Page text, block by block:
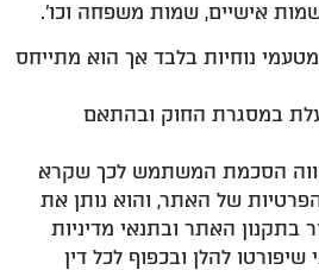
שמות אישיים, שמות משפחה וכו'.
מטעמי נוחיות בלבד אך הוא מתייחס
במסגרת החוק ובהתאם
הסכמת המשתמש לכך שקרא
של האתר, והוא נותן את
בתקנון האתר ובתנאי מדיניות
להלן ובכפוף לכל דין